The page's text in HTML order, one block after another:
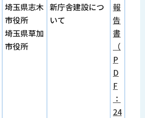
埼玉県志木
市役所
埼玉県草加
市役所
新庁舎建設につ
いて
報
告
書
（
P
D
F
：
24